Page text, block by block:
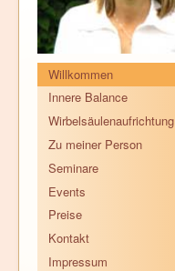
Willkommen
Innere Balance
Wirbelsäulenaufrichtung
Zu meiner Person
Seminare
Events
Preise
Kontakt
Impressum